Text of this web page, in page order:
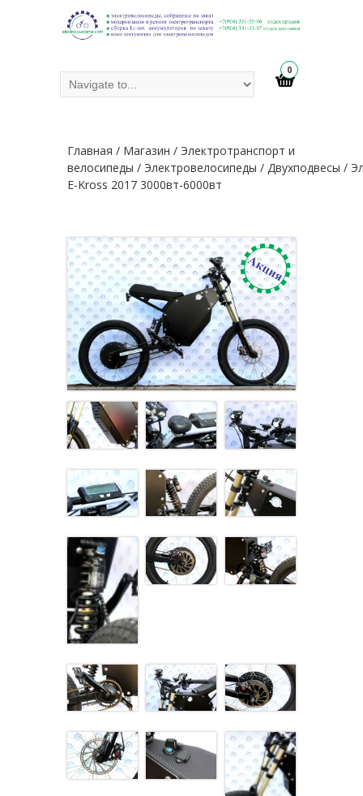
0
Главная / Магазин / Электротранспорт и
велосипеды / Электровелосипеды / Двухподвесы /
E-Kross 2017 3000вт-6000вт